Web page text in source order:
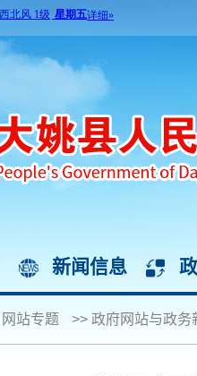
新闻信息
网站专题 >> 政府网站与政务